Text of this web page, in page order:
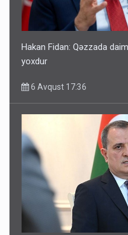
Hakan Fidan: Qəzzada
yoxdur
6 Avqust 17:36